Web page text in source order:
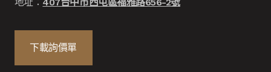
地址： 407台中市西屯區福雅路656-2號
下載詢價單